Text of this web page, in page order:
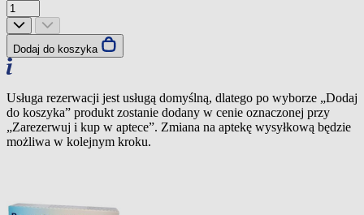
Dodaj do koszyka
Usługa rezerwacji jest usługą domyślną, dlatego po wyborze „Dodaj
do koszyka” produkt zostanie dodany w cenie oznaczonej przy
„Zarezerwuj i kup w aptece”. Zmiana na aptekę wysyłkową będzie
możliwa w kolejnym kroku.